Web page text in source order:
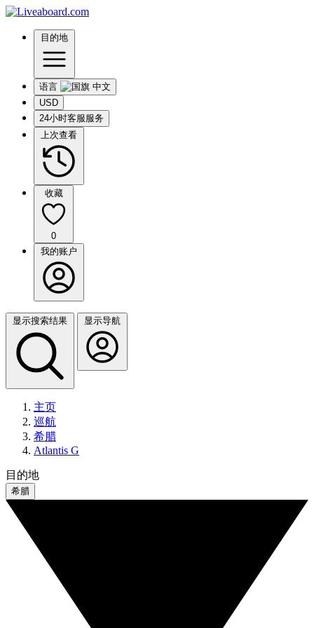
目的地
语言
USD
24小时客服服务
上次查看
收藏
0
我的账户
显示搜索结果 显示导航
主页
巡航
希腊
Atlantis G
目的地
希腊